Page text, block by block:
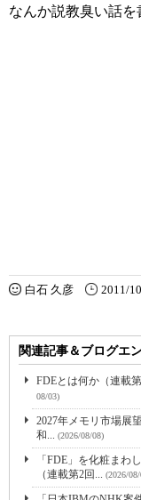
なんか説教臭い話を
白石 久彦 2011/
関連記事＆ブログエ
FDEとは何か（連載
08/03)
2027年メモリ市場展
和... (2026/08/08)
「FDE」を化粧まわ
（連載第2回... (2026/